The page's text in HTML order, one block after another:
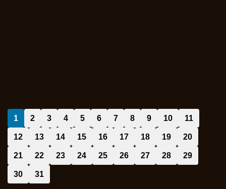
1 2 3 4 5 6 7 8 9 10 11
12 13 14 15 16 17 18 19 20
21 22 23 24 25 26 27 28 29
30 31